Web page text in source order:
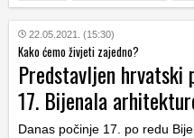
22.05.2021. (15:30)
Kako ćemo živjeti zajedno?
Predstavljen hrvatski
17. Bijenala
Danas počinje 17. po redu